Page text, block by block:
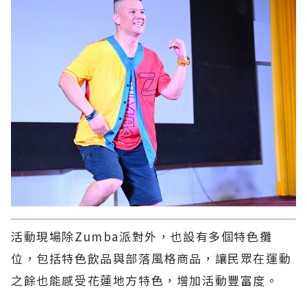
活動現場除Zumba派對外，也設有多個特色攤
位，包括特色飲品與部落風格商品，讓民眾在運動
之餘也能感受花蓮地方特色，增加活動豐富度。